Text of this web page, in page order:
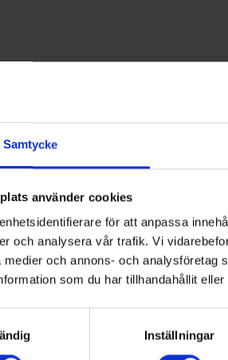
Samtycke
använder cookies
för att anpassa
och analysera vår trafik. Vi
medier och annons- och
som du har tillhandahållit
Inställningar